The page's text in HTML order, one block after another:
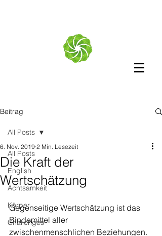
Beitrag
All Posts
English
Achtsamkeit
Körper
Challenges
All Posts
Die Kraft der
Wertschätzung
6. Nov. 2019 2 Min. Lesezeit
Gegenseitige Wertschätzung ist das
Bindemittel aller
zwischenmenschlichen Beziehungen.